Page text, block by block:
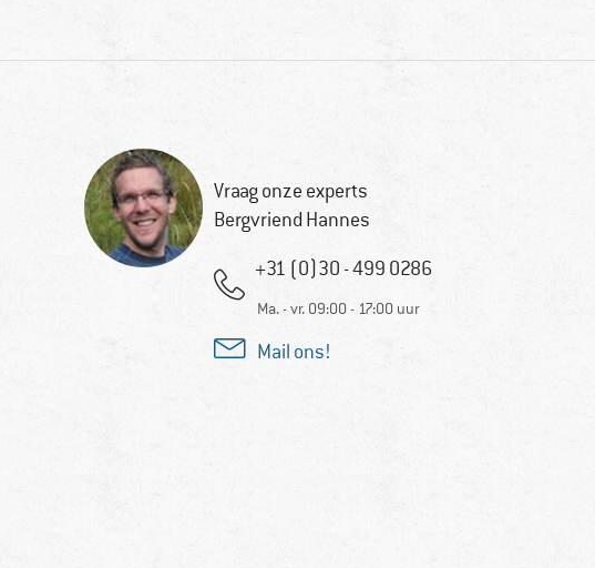
Vraag onze experts
Bergvriend Hannes
+31 (0)30 - 499 0286
Ma. - vr. 09:00 - 17:00 uur
Mail ons!